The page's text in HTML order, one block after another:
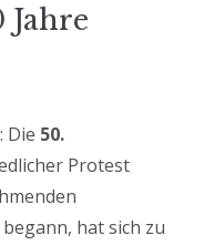
Jahre
Die 50.
Protest
hat sich zu